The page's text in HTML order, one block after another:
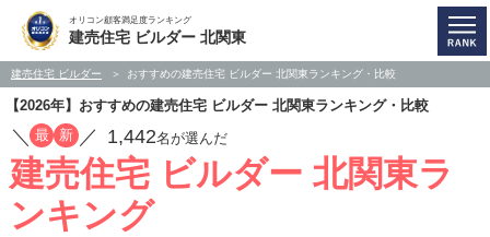
オリコン顧客満足度ランキング
建売住宅 ビルダー 北関東
建売住宅 ビルダー おすすめの建売住宅 ビルダー 北関東ランキング・比較
【2026年】おすすめの建売住宅 ビルダー 北関東ランキング・比較
／ 最 新 ／ 1,442名が選んだ
建売住宅 ビルダー 北関東ラ
ンキング